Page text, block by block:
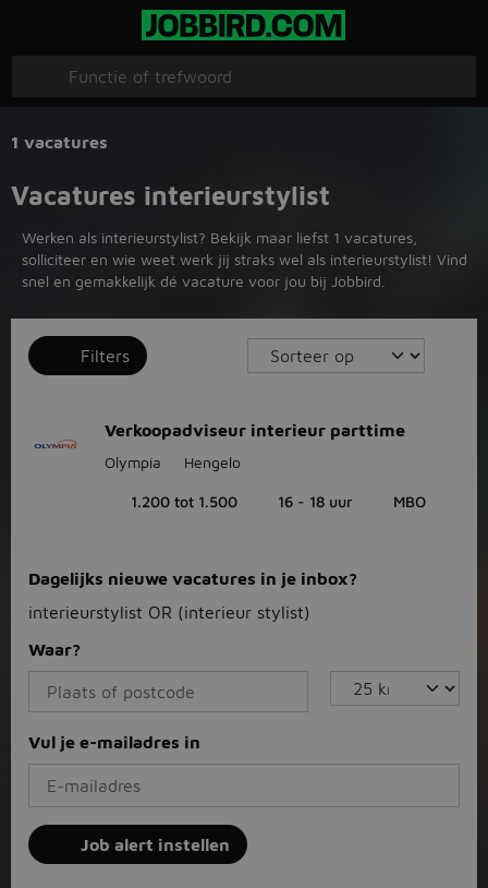
1 vacatures
Vacatures interieurstylist
Werken als interieurstylist? Bekijk maar liefst 1 vacatures,
solliciteer en wie weet werk jij straks wel als interieurstylist! Vind
snel en gemakkelijk dé vacature voor jou bij Jobbird.
Filters
Verkoopadviseur interieur parttime
Olympia Hengelo
1.200 tot 1.500 16 - 18 uur MBO
Dagelijks nieuwe vacatures in je inbox?
interieurstylist OR (interieur stylist)
Waar?
Vul je e-mailadres in
Job alert instellen